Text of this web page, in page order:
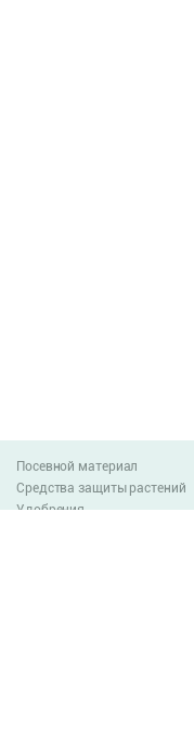
Посевной материал
Средства защиты растений
Удобрения